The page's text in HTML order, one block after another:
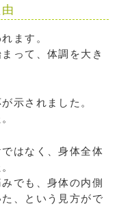
ます。
って、体調を大き
示されました。
はなく、身体全体
でも、身体の内側
、という見方がで